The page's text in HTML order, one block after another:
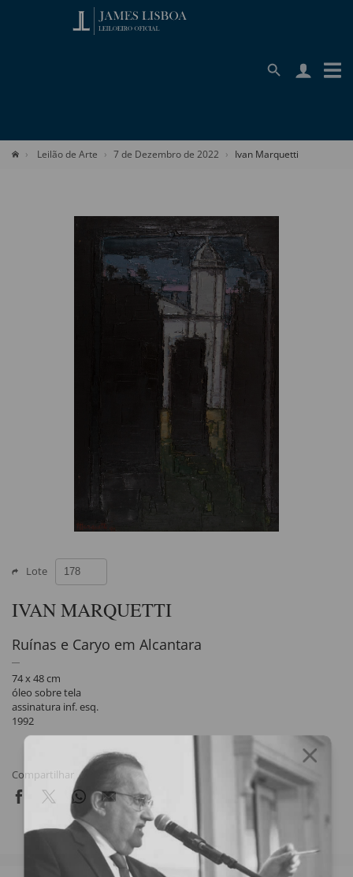
Leilão de Arte 7 de Dezembro de 2022 Ivan Marquetti
Lote
IVAN MARQUETTI
Ruínas e Caryo em Alcantara
74 x 48 cm
óleo sobre tela
assinatura inf. esq.
1992
Compartilhar